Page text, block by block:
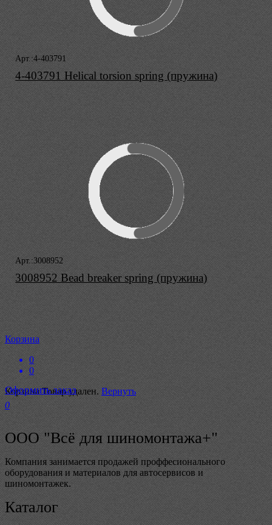
Арт.:4-403791
4-403791 Helical torsion spring (пружина)
Арт.:3008952
3008952 Bead breaker spring (пружина)
Корзина
0
0
Корзина Товар удален.Вернуть
0
Оформить заказ
ООО "Всё для шиномонтажа+"
Компания занимается продажей проффесионального
оборудования и материалов для автосервисов и
шиномонтажек.
Каталог